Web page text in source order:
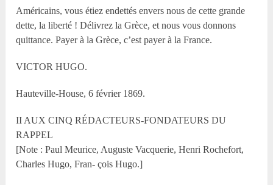
Américains, vous étiez endettés envers nous de cette grande
dette, la liberté ! Délivrez la Grèce, et nous vous donnons
quittance. Payer à la Grèce, c’est payer à la France.
VICTOR HUGO.
Hauteville-House, 6 février 1869.
II AUX CINQ RÉDACTEURS-FONDATEURS DU
RAPPEL
[Note : Paul Meurice, Auguste Vacquerie, Henri Rochefort,
Charles Hugo, Fran- çois Hugo.]